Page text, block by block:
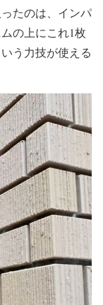
たのは、インパ
の上にこれ1枚
う力技が使える